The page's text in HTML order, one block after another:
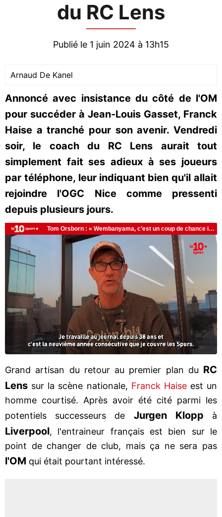
du RC Lens
Publié le 1 juin 2024 à 13h15
Arnaud De Kanel
Annoncé avec insistance du côté de l'OM
pour succéder à Jean-Louis Gasset, Franck
Haise a tranché pour son avenir. Vendredi
soir, le coach du RC Lens aurait tout
simplement fait ses adieux à ses joueurs
par téléphone, leur indiquant bien qu'il allait
rejoindre l'OGC Nice comme pressenti
depuis plusieurs jours.
Grand artisan du retour au premier plan du RC
Lens sur la scène nationale, Franck Haiseest un
homme courtisé. Après avoir été cité parmi les
potentiels successeurs de Jurgen Klopp à
Liverpool, l'entraineur français est bien sur le
point de changer de club, mais ça ne sera pas
l'OM qui était pourtant intéressé.